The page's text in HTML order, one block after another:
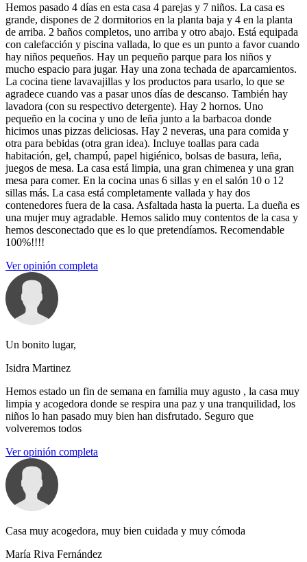
Hemos pasado 4 días en esta casa 4 parejas y 7 niños. La casa es
grande, dispones de 2 dormitorios en la planta baja y 4 en la planta
de arriba. 2 baños completos, uno arriba y otro abajo. Está equipada
con calefacción y piscina vallada, lo que es un punto a favor cuando
hay niños pequeños. Hay un pequeño parque para los niños y
mucho espacio para jugar. Hay una zona techada de aparcamientos.
La cocina tiene lavavajillas y los productos para usarlo, lo que se
agradece cuando vas a pasar unos días de descanso. También hay
lavadora (con su respectivo detergente). Hay 2 hornos. Uno
pequeño en la cocina y uno de leña junto a la barbacoa donde
hicimos unas pizzas deliciosas. Hay 2 neveras, una para comida y
otra para bebidas (otra gran idea). Incluye toallas para cada
habitación, gel, champú, papel higiénico, bolsas de basura, leña,
juegos de mesa. La casa está limpia, una gran chimenea y una gran
mesa para comer. En la cocina unas 6 sillas y en el salón 10 o 12
sillas más. La casa está completamente vallada y hay dos
contenedores fuera de la casa. Asfaltada hasta la puerta. La dueña es
una mujer muy agradable. Hemos salido muy contentos de la casa y
hemos desconectado que es lo que pretendíamos. Recomendable
100%!!!!
Ver opinión completa
Un bonito lugar,
Isidra Martinez
Hemos estado un fin de semana en familia muy agusto , la casa muy
limpia y acogedora donde se respira una paz y una tranquilidad, los
niños lo han pasado muy bien han disfrutado. Seguro que
volveremos todos
Ver opinión completa
Casa muy acogedora, muy bien cuidada y muy cómoda
María Riva Fernández